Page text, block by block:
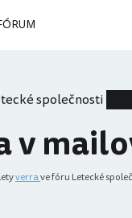
společnosti
v
verrave fóru Letecké